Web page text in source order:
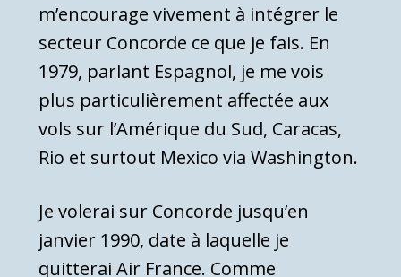
m’encourage vivement à intégrer le
secteur Concorde ce que je fais. En
1979, parlant Espagnol, je me vois
plus particulièrement affectée aux
vols sur l’Amérique du Sud, Caracas,
Rio et surtout Mexico via Washington.
Je volerai sur Concorde jusqu’en
janvier 1990, date à laquelle je
quitterai Air France. Comme